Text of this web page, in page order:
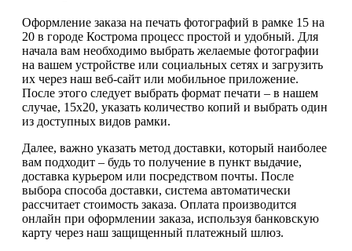
Оформление заказа на печать фотографий в рамке 15 на
20 в городе Кострома процесс простой и удобный. Для
начала вам необходимо выбрать желаемые фотографии
на вашем устройстве или социальных сетях и загрузить
их через наш веб-сайт или мобильное приложение.
После этого следует выбрать формат печати – в нашем
случае, 15х20, указать количество копий и выбрать один
из доступных видов рамки.
Далее, важно указать метод доставки, который наиболее
вам подходит – будь то получение в пункт выдачие,
доставка курьером или посредством почты. После
выбора способа доставки, система автоматически
рассчитает стоимость заказа. Оплата производится
онлайн при оформлении заказа, используя банковскую
карту через наш защищенный платежный шлюз.